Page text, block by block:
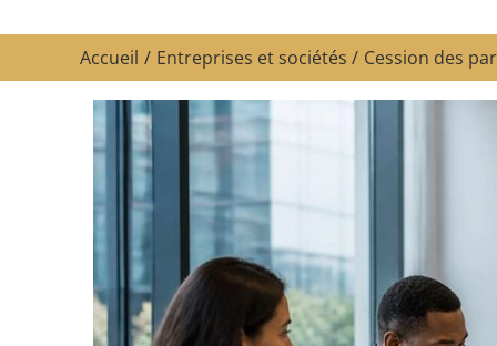
Accueil Entreprises et sociétés Cession des